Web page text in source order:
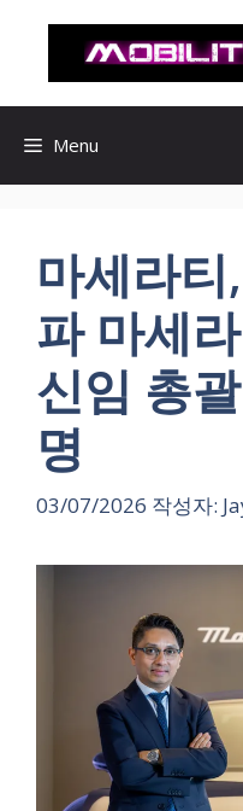
로
Menu
마세라
파 마세
신임 총
명
03/07/2026 작성자: